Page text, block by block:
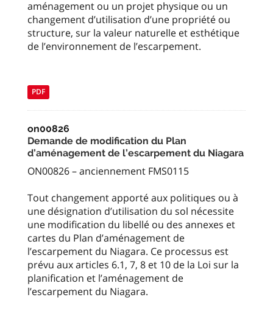
aménagement ou un projet physique ou un
changement d’utilisation d’une propriété ou
structure, sur la valeur naturelle et esthétique
de l’environnement de l’escarpement.
PDF
on00826
Demande de modification du Plan
d’aménagement de l’escarpement du Niagara
ON00826 – anciennement FMS0115
Tout changement apporté aux politiques ou à
une désignation d’utilisation du sol nécessite
une modification du libellé ou des annexes et
cartes du Plan d’aménagement de
l’escarpement du Niagara. Ce processus est
prévu aux articles 6.1, 7, 8 et 10 de la Loi sur la
planification et l’aménagement de
l’escarpement du Niagara.